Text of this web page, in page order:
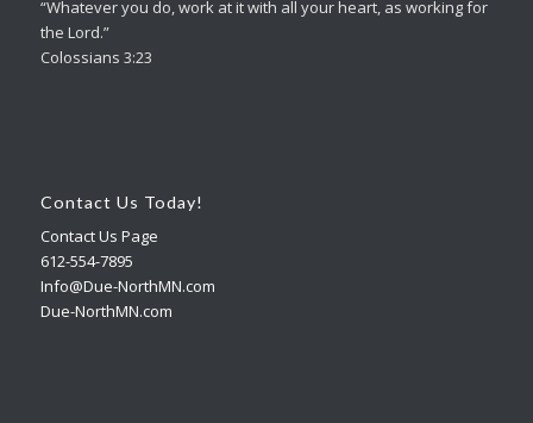
“Whatever you do, work at it with all your heart, as working for
the Lord.”
Colossians 3:23
Contact Us Today!
Contact Us Page
612-554-7895
Info@Due-NorthMN.com
Due-NorthMN.com